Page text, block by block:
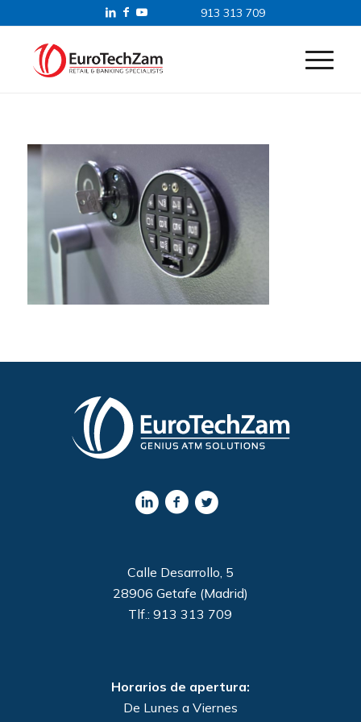
913 313 709
Calle Desarrollo, 5
28906 Getafe (Madrid)
Tlf.: 913 313 709
Horarios de apertura:
De Lunes a Viernes